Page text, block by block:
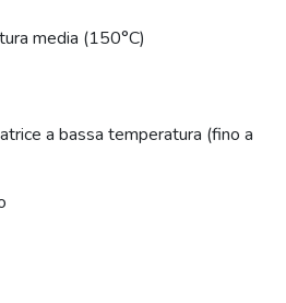
media (150°C)
a bassa temperatura (fino a